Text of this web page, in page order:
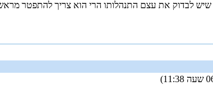
לבדוק את עצם התנהלותו הרי הוא צריך להתפטר